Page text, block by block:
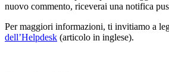
nuovo commento, riceverai una notifica
Per maggiori informazioni, ti invitiamo a
dell’Helpdesk (articolo in inglese).